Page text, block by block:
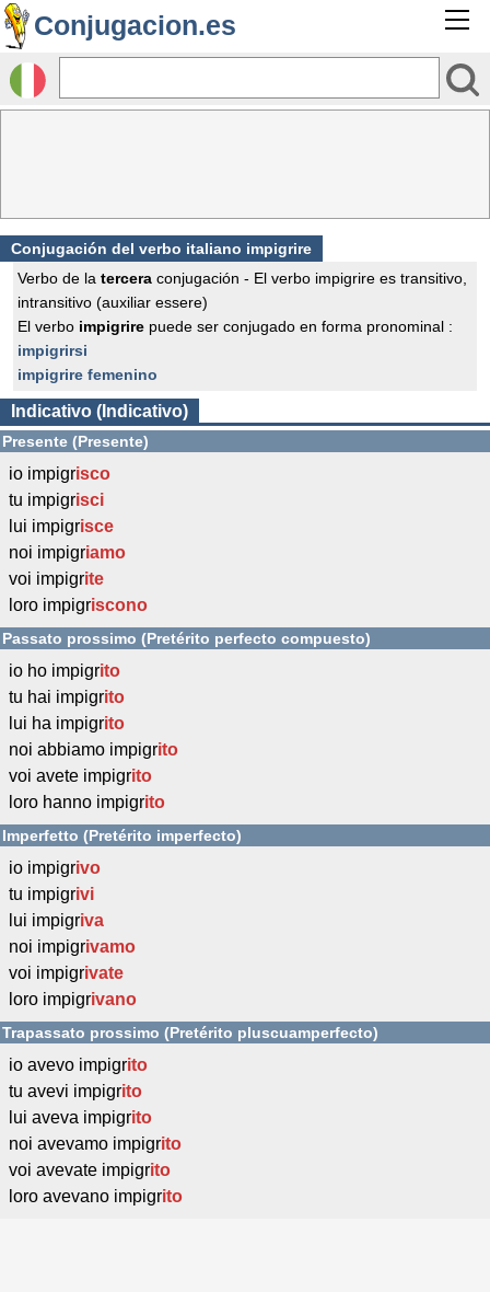
Conjugacion.es
Conjugación del verbo italiano impigrire
Verbo de la tercera conjugación - El verbo impigrire es transitivo,
intransitivo (auxiliar essere)
El verbo impigrire puede ser conjugado en forma pronominal :
impigrirsi
impigrire femenino
Indicativo (Indicativo)
Presente (Presente)
io impigrisco
tu impigrisci
lui impigrisce
noi impigriamo
voi impigrite
loro impigriscono
Passato prossimo (Pretérito perfecto compuesto)
io ho impigrito
tu hai impigrito
lui ha impigrito
noi abbiamo impigrito
voi avete impigrito
loro hanno impigrito
Imperfetto (Pretérito imperfecto)
io impigrivo
tu impigrivi
lui impigriva
noi impigrivamo
voi impigrivate
loro impigrivano
Trapassato prossimo (Pretérito pluscuamperfecto)
io avevo impigrito
tu avevi impigrito
lui aveva impigrito
noi avevamo impigrito
voi avevate impigrito
loro avevano impigrito